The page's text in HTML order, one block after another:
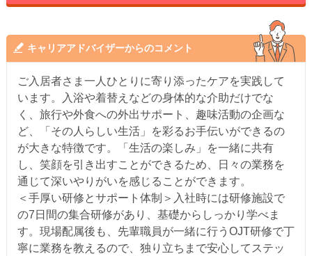
キャリアアドバイザーからのコメント
ご入居者さま一人ひとりに寄り添ったケアを実践して
います。入浴や着替えなどの身体的な介助だけでな
く、旅行や外食への外出サポート、趣味活動の企画な
ど、「その人らしい生活」を彩るお手伝いができるの
が大きな特徴です。「生活の楽しみ」を一緒に共有
し、笑顔を引き出すことができるため、日々の業務を
通じて深いやりがいを感じることができます。
＜手厚い研修とサポート体制＞入社時には研修施設で
の7日間の集合研修があり、基礎からしっかり学べま
す。現場配属後も、先輩職員が一緒に行うOJT研修で丁
寧に業務を教えるので、独り立ちまで安心してステッ